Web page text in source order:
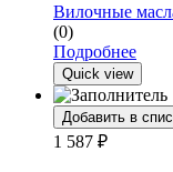
Вилочные
(0)
Подробнее
Quick view
Добавить в
1 587 ₽